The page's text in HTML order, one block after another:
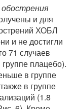
и для
ХОБЛ
и не достигли
71 случаев
плацебо).
в группе
в группе
(1.8